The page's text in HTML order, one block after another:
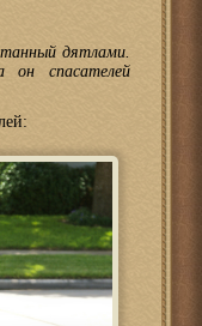
дятлами.
он спасателей